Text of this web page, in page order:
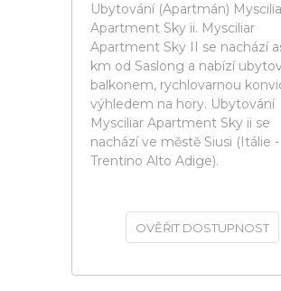
Ubytování (Apartmán)
Apartment Sky ii. Mysciliar
Apartment Sky II se nachází
km od Saslong a nabízí
balkonem, rychlovarnou
výhledem na hory. Ubytování
Mysciliar Apartment Sky ii se
nachází ve městě Siusi (Itálie -
Trentino Alto Adige).
OVĚŘIT DOSTUPNOST